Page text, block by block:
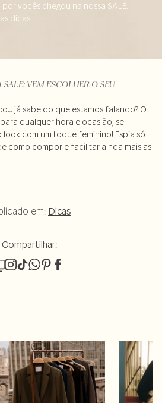
vocês chegou na nossa SALE.
dicas!
SALE: VEM ESCOLHER O SEU
já sabe do que estamos falando? O
qualquer hora e ocasião, se
com um toque feminino! Espia só
como compor e facilitar ainda mais as
em: Dicas
Compartilhar: